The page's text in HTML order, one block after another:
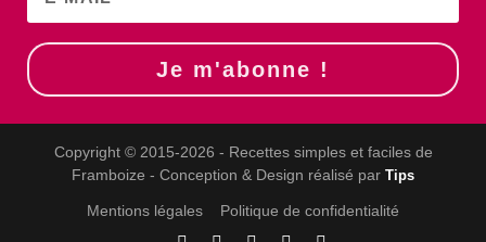
Je m'abonne !
Copyright © 2015-2026 - Recettes simples et faciles de
Framboize - Conception & Design réalisé par Tips
Mentions légales Politique de confidentialité